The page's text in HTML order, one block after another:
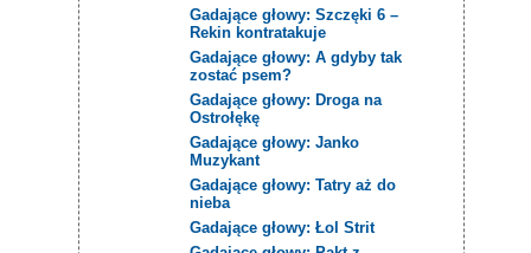
Gadające głowy: Szczęki 6 –
Rekin kontratakuje
Gadające głowy: A gdyby tak
zostać psem?
Gadające głowy: Droga na
Ostrołękę
Gadające głowy: Janko
Muzykant
Gadające głowy: Tatry aż do
nieba
Gadające głowy: Łol Strit